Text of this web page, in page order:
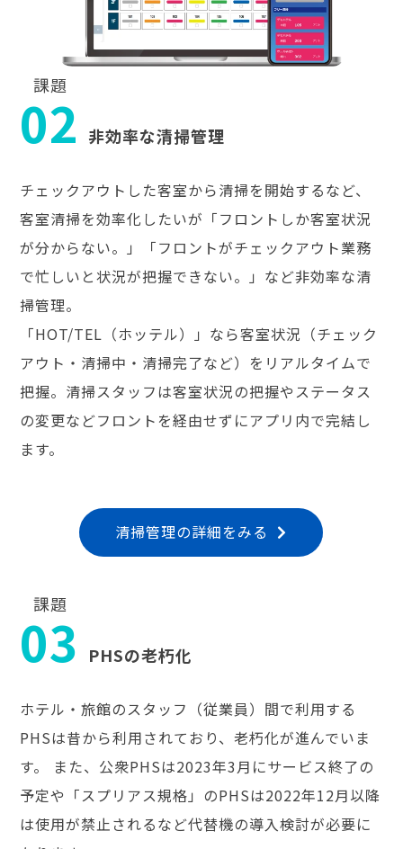
課題
02 非効率な清掃管理
チェックアウトした客室から清掃を開始するなど、
客室清掃を効率化したいが「フロントしか客室状況
が分からない。」「フロントがチェックアウト業務
で忙しいと状況が把握できない。」など非効率な清
掃管理。
「HOT/TEL（ホッテル）」なら客室状況（チェック
アウト・清掃中・清掃完了など）をリアルタイムで
把握。清掃スタッフは客室状況の把握やステータス
の変更などフロントを経由せずにアプリ内で完結し
ます。
清掃管理の詳細をみる
課題
03 PHSの老朽化
ホテル・旅館のスタッフ（従業員）間で利用する
PHSは昔から利用されており、老朽化が進んでいま
す。 また、公衆PHSは2023年3月にサービス終了の
予定や「スプリアス規格」のPHSは2022年12月以降
は使用が禁止されるなど代替機の導入検討が必要に